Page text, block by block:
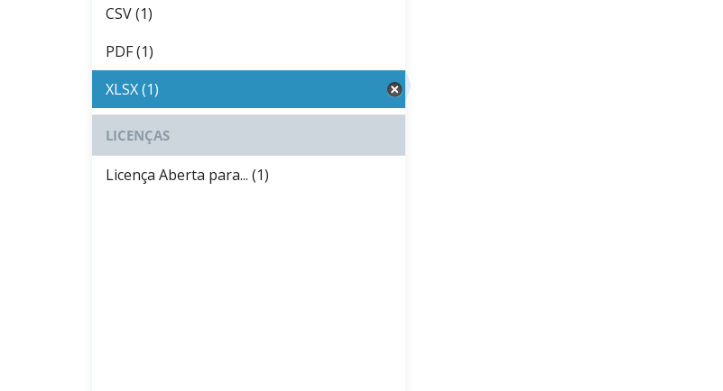
CSV (1)
PDF (1)
XLSX (1)
LICENÇAS
Licença Aberta para... (1)